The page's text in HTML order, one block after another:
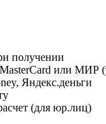
получении
или МИР
Яндекс.деньги
(для юр.лиц)